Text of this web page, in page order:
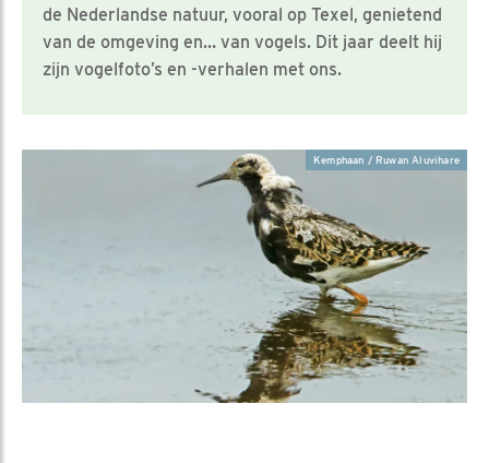
de Nederlandse natuur, vooral op Texel, genietend
van de omgeving en… van vogels. Dit jaar deelt hij
zijn vogelfoto’s en -verhalen met ons.
Kemphaan / Ruwan Aluvihare